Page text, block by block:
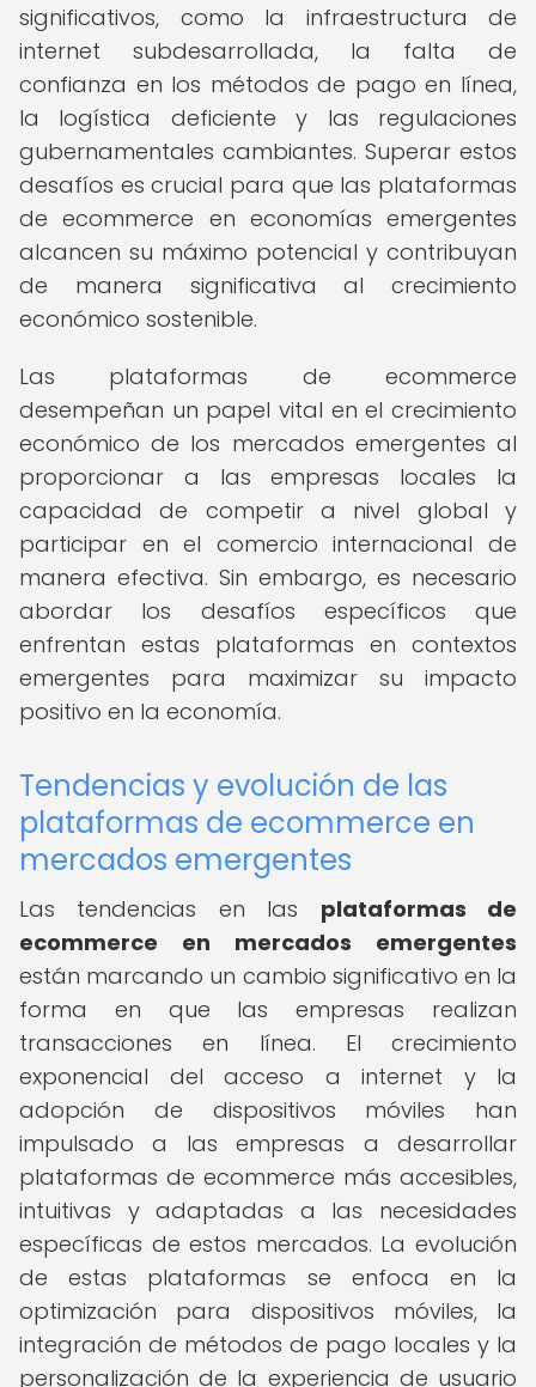
significativos, como la infraestructura de
internet subdesarrollada, la falta de
confianza en los métodos de pago en línea,
la logística deficiente y las regulaciones
gubernamentales cambiantes. Superar estos
desafíos es crucial para que las plataformas
de ecommerce en economías emergentes
alcancen su máximo potencial y contribuyan
de manera significativa al crecimiento
económico sostenible.
Las plataformas de ecommerce
desempeñan un papel vital en el crecimiento
económico de los mercados emergentes al
proporcionar a las empresas locales la
capacidad de competir a nivel global y
participar en el comercio internacional de
manera efectiva. Sin embargo, es necesario
abordar los desafíos específicos que
enfrentan estas plataformas en contextos
emergentes para maximizar su impacto
positivo en la economía.
Tendencias y evolución de las
plataformas de ecommerce en
mercados emergentes
Las tendencias en las plataformas de
ecommerce en mercados emergentes
están marcando un cambio significativo en la
forma en que las empresas realizan
transacciones en línea. El crecimiento
exponencial del acceso a internet y la
adopción de dispositivos móviles han
impulsado a las empresas a desarrollar
plataformas de ecommerce más accesibles,
intuitivas y adaptadas a las necesidades
específicas de estos mercados. La evolución
de estas plataformas se enfoca en la
optimización para dispositivos móviles, la
integración de métodos de pago locales y la
personalización de la experiencia de usuario